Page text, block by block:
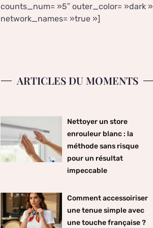
counts_num= »5″ outer_color= »dark »
network_names= »true »]
ARTICLES DU MOMENTS
Nettoyer un store
enrouleur blanc : la
méthode sans risque
pour un résultat
impeccable
Comment accessoiriser
une tenue simple avec
une touche française ?